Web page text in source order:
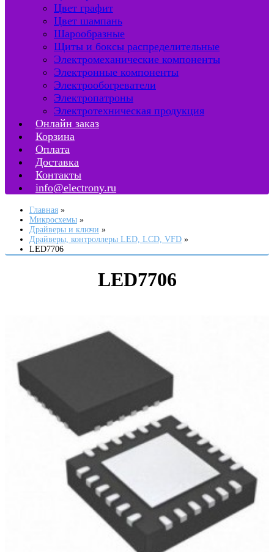
Цвет графит
Цвет шампань
Шарообразные
Щиты и боксы распределительные
Электромеханические компоненты
Электронные компоненты
Электрообогреватели
Электропатроны
Электротехническая продукция
Онлайн заказ
Корзина
Оплата
Доставка
Контакты
info@electrony.ru
Главная
Микросхемы
Драйверы и ключи
Драйверы, контроллеры LED, LCD, VFD
LED7706
LED7706